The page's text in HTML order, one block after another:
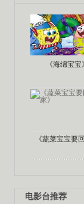
《海绵宝宝》
《蔬菜宝宝要
电影台推荐